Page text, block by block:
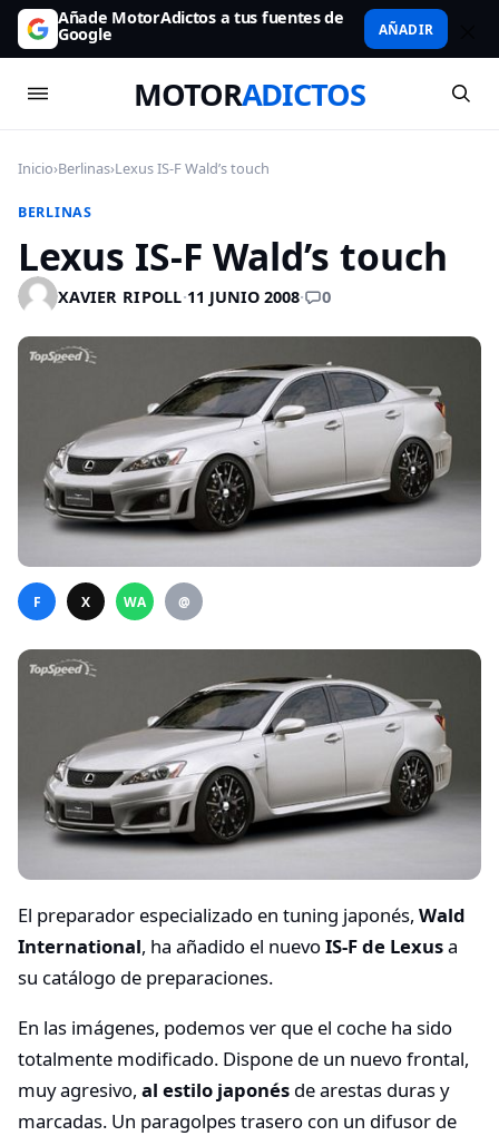
Añade MotorAdictos a tus fuentes de
Google AÑADIR
MOTORADICTOS
Inicio›Berlinas›Lexus IS-F Wald’s touch
BERLINAS
Lexus IS-F Wald’s touch
XAVIER RIPOLL·11 JUNIO 2008· 0
F X WA @
El preparador especializado en tuning japonés, Wald
International, ha añadido el nuevoIS-F de Lexusa
su catálogo de preparaciones.
En las imágenes, podemos ver que el coche ha sido
totalmente modificado. Dispone de un nuevo frontal,
muy agresivo, al estilo japonés de arestas duras y
marcadas. Un paragolpes trasero con un difusor de